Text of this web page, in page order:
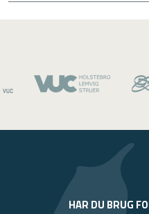
HAR DU BRUG